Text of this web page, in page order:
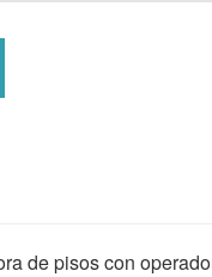
de pisos con